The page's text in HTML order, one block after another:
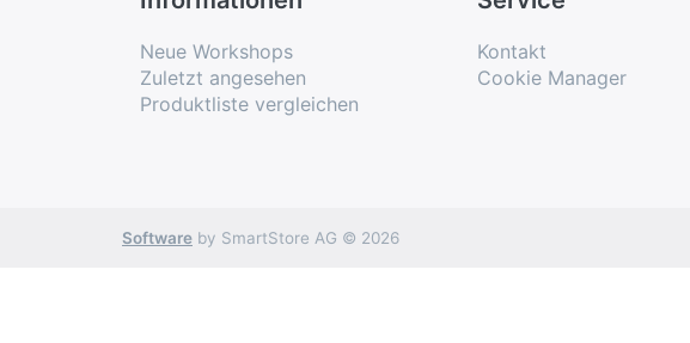
Neue Workshops
Zuletzt angesehen
Produktliste vergleichen
Kontakt
Cookie Manager
Software by SmartStore AG © 2026